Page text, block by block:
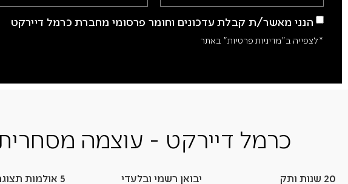
הנני מאשר/ת קבלת עדכונים וחומר פרסומי מחברת כרמל דיירקט
*לצפייה ב"מדיניות פרטיות" באתר
כרמל דיירקט - עוצמה
20 שנות ותק יבואן רשמי ובלעדי 5 אולמות תצוגה